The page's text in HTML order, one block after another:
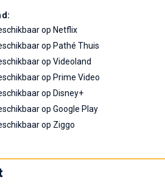
op Netflix
op Pathé Thuis
op Videoland
op Prime Video
op Disney+
op Google Play
op Ziggo